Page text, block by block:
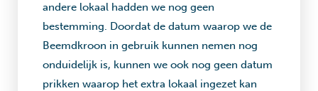
andere lokaal hadden we nog geen
bestemming. Doordat de datum waarop we de
Beemdkroon in gebruik kunnen nemen nog
onduidelijk is, kunnen we ook nog geen datum
prikken waarop het extra lokaal ingezet kan